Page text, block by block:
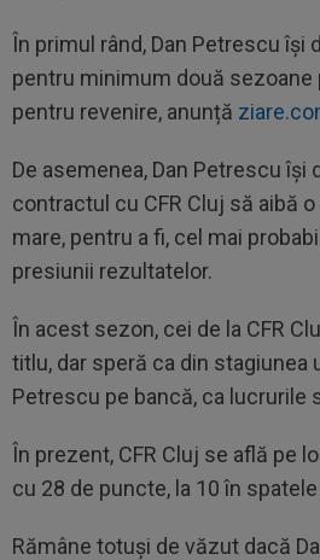
În primul rând, Dan Petrescu își
pentru minimum două sezoane
pentru revenire, anunță
De asemenea, Dan Petrescu își
contractul cu CFR Cluj să aibă
mare, pentru a fi, cel mai
presiunii rezultatelor.
În acest sezon, cei de la CFR
titlu, dar speră ca din stagiunea
Petrescu pe bancă, ca lucrurile
În prezent, CFR Cluj se află pe
cu 28 de puncte, la 10 în
Rămâne totuși de văzut dacă